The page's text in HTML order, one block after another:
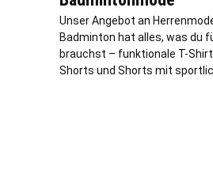
Unser Angebot an
Badminton hat alles, was du
brauchst – funktionale T-
Shorts und Shorts mit